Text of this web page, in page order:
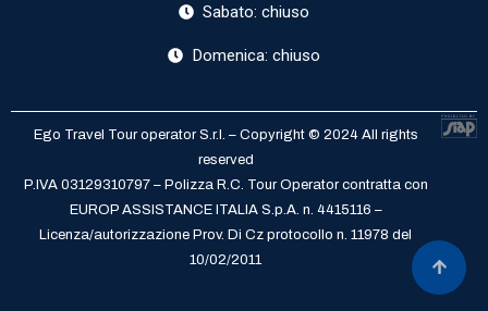
Sabato: chiuso
Domenica: chiuso
Ego Travel Tour operator S.r.l. – Copyright © 2024 All rights
reserved
P.IVA 03129310797 – Polizza R.C. Tour Operator contratta con
EUROP ASSISTANCE ITALIA S.p.A. n. 4415116 –
Licenza/autorizzazione Prov. Di Cz protocollo n. 11978 del
10/02/2011